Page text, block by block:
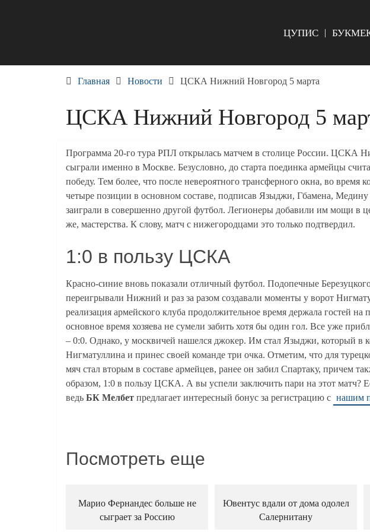
ЦУПИС
Главная Новости ЦСКА Нижний Новгород 5 марта
ЦСКА Нижний Новгород 5
Программа 20-го тура РПЛ открылась матчем в столице России. ЦСКА
сыграли именно в Москве. Безусловно, до старта поединка армейцы
победу. Тем более, что после невероятного трансферного окна, во время
четыре позиции в основном составе, подписав Языджи, Гбамена, Медину
заиграли в совершенно другой футбол. Легионеры добавили им мощи в
же, мастерства. К слову, матч с нижегородцами это только подтвердил.
1:0 в пользу ЦСКА
Красно-синие вновь показали отличный футбол. Подопечные
переигрывали Нижний и раз за разом создавали моменты у ворот
реализация армейского клуба продолжительное время держала гостей на
основное время хозяева не сумели забить хотя бы один гол. Все уже
– 0:0. Однако, у москвичей нашелся джокер. Им стал Языджи, который в
Нигматуллина и принес своей команде три очка. Отметим, что для
мяч стал вторым в составе армейцев, ранее он забил Спартаку, причем
образом, 1:0 в пользу ЦСКА. А вы успели заключить пари на этот матч?
ведь БК Мелбет предлагает интересный бонус за регистрацию с нашим
Посмотреть еще
Марио Фернандес больше не
сыграет за Россию
Ювентус вдали от дома одолел
Салернитану